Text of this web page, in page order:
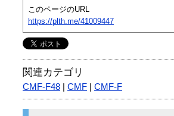
このページのURL
https://plth.me/41009447
関連カテゴリ
CMF-F48 CMF CMF-F